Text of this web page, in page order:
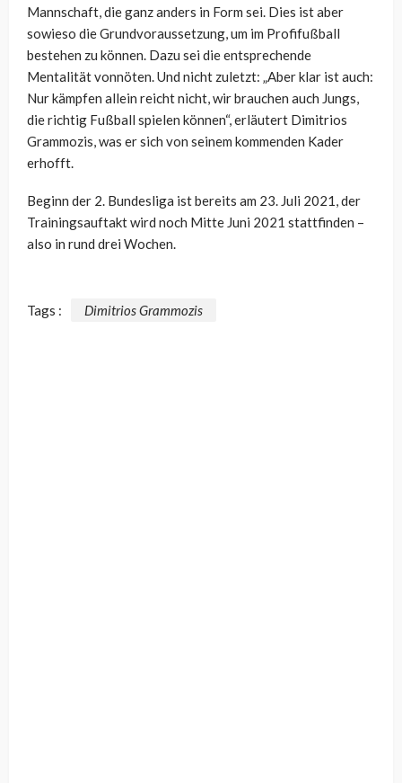
Mannschaft, die ganz anders in Form sei. Dies ist aber
sowieso die Grundvoraussetzung, um im Profifußball
bestehen zu können. Dazu sei die entsprechende
Mentalität vonnöten. Und nicht zuletzt: „Aber klar ist auch:
Nur kämpfen allein reicht nicht, wir brauchen auch Jungs,
die richtig Fußball spielen können“, erläutert Dimitrios
Grammozis, was er sich von seinem kommenden Kader
erhofft.
Beginn der 2. Bundesliga ist bereits am 23. Juli 2021, der
Trainingsauftakt wird noch Mitte Juni 2021 stattfinden –
also in rund drei Wochen.
Tags : Dimitrios Grammozis